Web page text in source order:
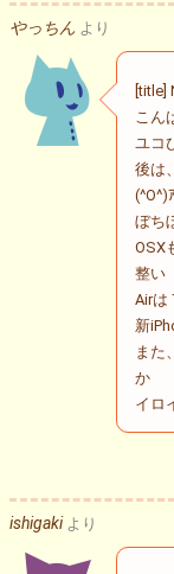
やっちん より
[title]
こん
ユコ
後は
(^O^)
ぼち
OSX
整い
Airは
新
また
か
イロ
ishigaki より